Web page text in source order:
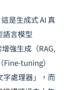
這是生成式 AI 真
語言模型
強生成（RAG,
tuning）
處理器」，而